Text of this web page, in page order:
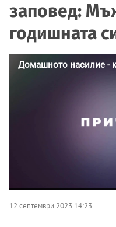
заповед:
годишната
12 септември 2023 14:23